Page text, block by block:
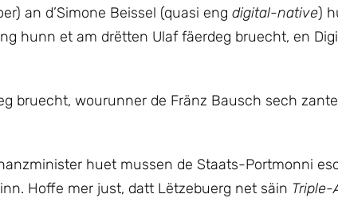
an d’Simone Beissel (quasi eng digital-native)
hunn et am drëtten Ulaf fäerdeg bruecht, en
bruecht, wourunner de Fränz Bausch sech
huet mussen de Staats-Portmonni
Hoffe mer just, datt Lëtzebuerg net säin Triple-